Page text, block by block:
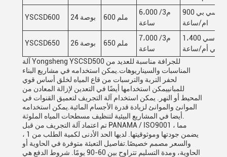
YSCSD600 24 بوصة 600 ملم
6،000 م3/
ساعة
900 سي بي
ام/ساعة
YSCSD650 26 بوصة 650 ملم
7،000 م3/
ساعة
1،400 سي
بي أم/ساعة
آلة Yongsheng YSCSD500 للجرافة مناسبة للعديد من
المناسبات والسيناريوهات.يمكن استخدامه في مشاريع البناء
لحفر التربة والترسبات من قاع المياه لخلق أساس قوي
للمبانييمكن استخدامها أيضًا في التعدين لإزالة المعادن من
المحيط أو النهر. يمكن استخدام آلة التجريف لتعميق القنوات في
الموانئ والموانئ لزيادة قدرة الأجسام المائية.يمكن استخدامه
تم اعتماد آلة التجريف من قبل PANAMA / ISO9001 ، مما
يضمن جودتها وموثوقيتها. لديها الحد الأدنى لكمية الطلب من 1 ،
والسعر مصمم خصيصًا.تفاصيل التعبئة متوفرة في الحاوية أو
الحاوية، ومدة التسليم تتراوح بين 60-90 يومًا. شروط الدفع هي